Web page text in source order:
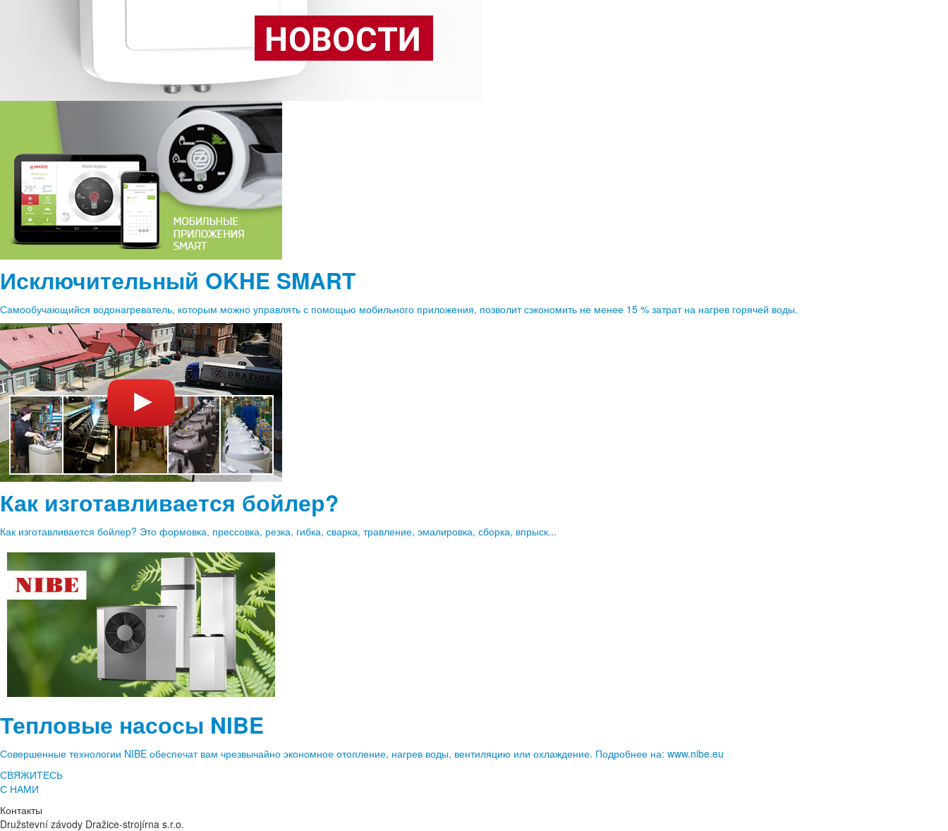
Исключительный OKHE SMART
Самообучающийся водонагреватель, которым можно управлять с помощью мобильного приложения, позволит сэкономить не менее 15 % затрат на нагрев горячей воды.
Как изготавливается бойлер?
Как изготавливается бойлер? Это формовка, прессовка, резка, гибка, сварка, травление, эмалировка, сборка, впрыск...
Тепловые насосы NIBE
Совершенные технологии NIBE обеспечат вам чрезвычайно экономное отопление, нагрев воды, вентиляцию или охлаждение. Подробнее на: www.nibe.eu
СВЯЖИТЕСЬ
С НАМИ
Контакты
Družstevní závody Dražice-strojírna s.r.o.